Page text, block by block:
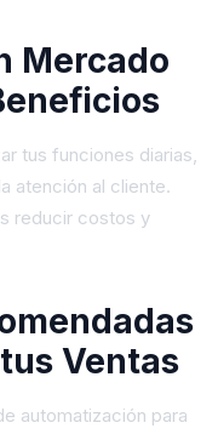
Mercado
tus funciones diarias,
atención al cliente.
reducir costos y
Ventas
automatización para